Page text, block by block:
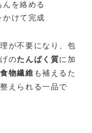
を絡める
かけて完成
が不要になり、包
のたんぱく質に加
物繊維 も補えるた
えられる一品で